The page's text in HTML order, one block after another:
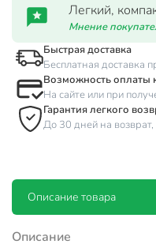
Легкий,
Мнение
Быстрая доставка
Бесплатная доставка
Возможность оплаты
На сайте или при
Гарантия легкого
До 30 дней на
Описание товара
Описание